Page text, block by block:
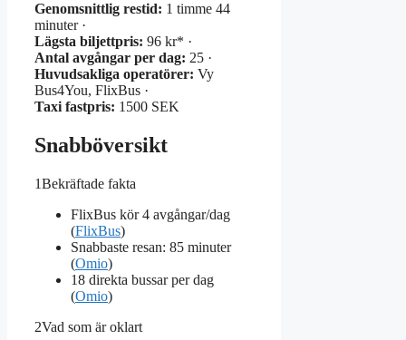
Genomsnittlig restid: 1 timme 44
minuter ·
Lägsta biljettpris: 96 kr* ·
Antal avgångar per dag: 25 ·
Huvudsakliga operatörer: Vy
Bus4You, FlixBus ·
Taxi fastpris: 1500 SEK
Snabböversikt
1Bekräftade fakta
FlixBus kör 4 avgångar/dag
(FlixBus)
Snabbaste resan: 85 minuter
(Omio)
18 direkta bussar per dag
(Omio)
2Vad som är oklart